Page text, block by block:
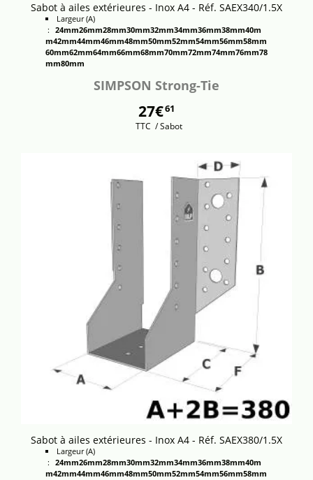
Sabot à ailes extérieures - Inox A4 - Réf. SAEX340/1.5X
Largeur (A)
: 24mm26mm28mm30mm32mm34mm36mm38mm40m
m42mm44mm46mm48mm50mm52mm54mm56mm58mm
60mm62mm64mm66mm68mm70mm72mm74mm76mm78
mm80mm
SIMPSON Strong-Tie
27€61
TTC / Sabot
Sabot à ailes extérieures - Inox A4 - Réf. SAEX380/1.5X
Largeur (A)
: 24mm26mm28mm30mm32mm34mm36mm38mm40m
m42mm44mm46mm48mm50mm52mm54mm56mm58mm